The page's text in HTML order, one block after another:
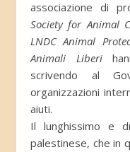
associazione di
Society for Animal
LNDC Animal
Animali Liberi
scrivendo al
organizzazioni
aiuti.
Il lunghissimo e
palestinese, che in